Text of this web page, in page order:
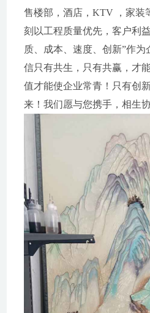
售楼部，酒店，KTV ，家装
刻以工程质量优先，客户利
质、成本、速度、创新”作
信只有共生，只有共赢，才
值才能使企业常青！只有创
来！我们愿与您携手，相生